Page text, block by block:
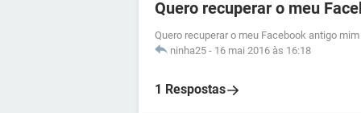
Quero recuperar o meu
Quero recuperar o meu Facebook antigo
ninha25 - 16 mai 2016 às 16:18
1 Respostas